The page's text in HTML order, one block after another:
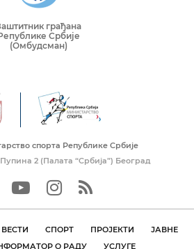
грађана
Србије
(Омбудсман)
спорта Републике Србије
2 (Палата “Србија”) Београд
ВЕСТИ СПОРТ ПРОЈЕКТИ
ЈАВНЕ
О РАДУ УСЛУГЕ